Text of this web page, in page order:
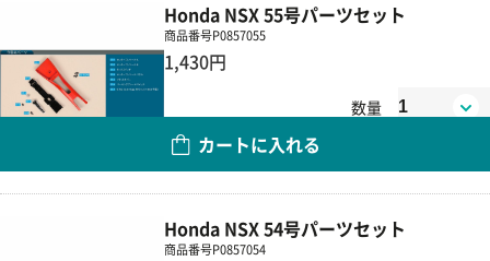
Honda NSX 55号パーツセット
商品番号P0857055
1,430円
数量
カートに入れる
Honda NSX 54号パーツセット
商品番号P0857054